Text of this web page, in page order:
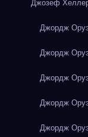
Джозеф
Джордж
Джордж
Джордж
Джордж
Джордж